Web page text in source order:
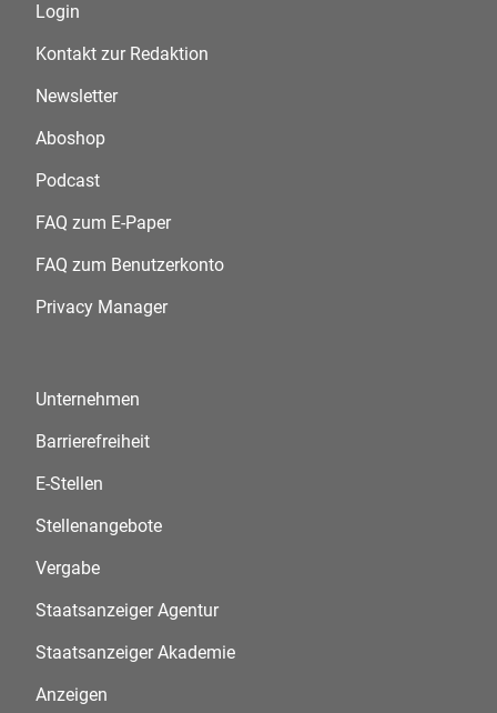
Login
Kontakt zur Redaktion
Newsletter
Aboshop
Podcast
FAQ zum E-Paper
FAQ zum Benutzerkonto
Privacy Manager
Unternehmen
Barrierefreiheit
E-Stellen
Stellenangebote
Vergabe
Staatsanzeiger Agentur
Staatsanzeiger Akademie
Anzeigen